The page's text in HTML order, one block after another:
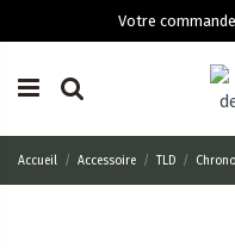
Votre
Accueil Accessoire TLD